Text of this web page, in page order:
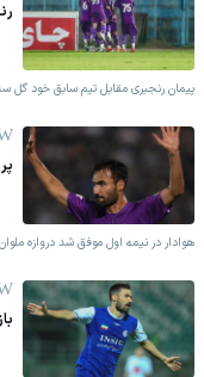
پیمان رنجبری مقابل تیم سابق خود گل
هوادار در نیمه اول موفق شد دروازه